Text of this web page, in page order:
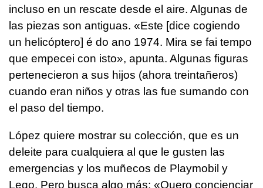
incluso en un rescate desde el aire. Algunas de
las piezas son antiguas. «Este [dice cogiendo
un helicóptero] é do ano 1974. Mira se fai tempo
que empecei con isto», apunta. Algunas figuras
pertenecieron a sus hijos (ahora treintañeros)
cuando eran niños y otras las fue sumando con
el paso del tiempo.
López quiere mostrar su colección, que es un
deleite para cualquiera al que le gusten las
emergencias y los muñecos de Playmobil y
Lego. Pero busca algo más: «Quero concienciar